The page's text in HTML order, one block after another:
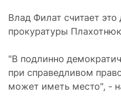
Влад Филат считает
прокуратуры
"В подлинно
при справедливом
может иметь место", -